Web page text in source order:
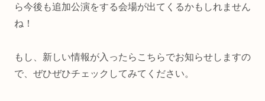
ら今後も追加公演をする会場が出てくるかもしれません
ね！
もし、新しい情報が入ったらこちらでお知らせしますの
で、ぜひぜひチェックしてみてください。